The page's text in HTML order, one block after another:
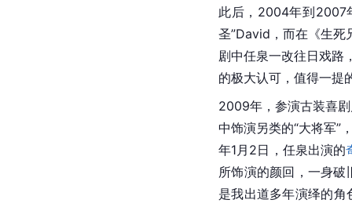
此后，2004年到2007
圣”David，而在《生死
剧中任泉一改往日戏路
的极大认可，值得一提
2009年，参演古装喜
中饰演另类的“大将军”
年1月2日，任泉出演的
所饰演的颜回，一身破
是我出道多年演绎的角